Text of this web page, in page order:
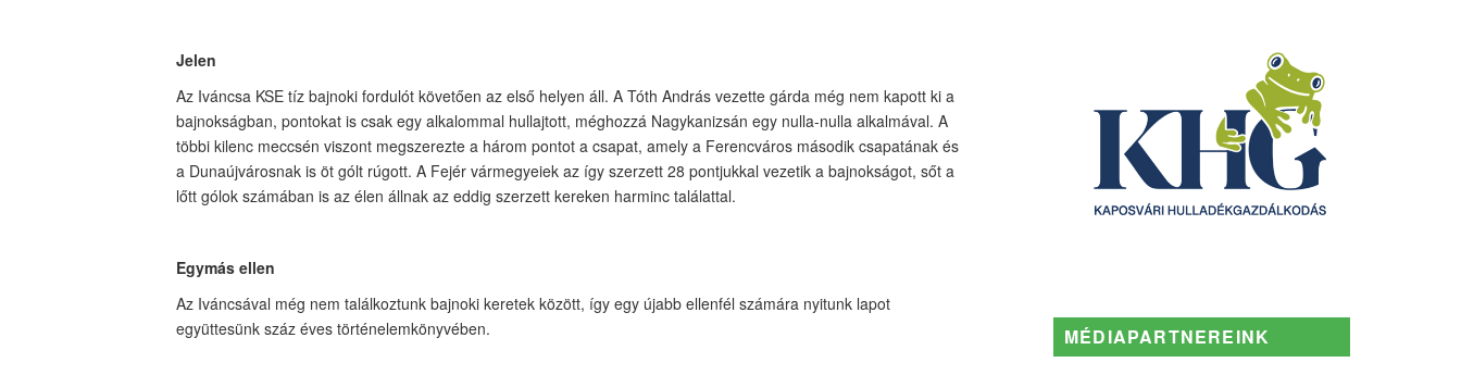
Jelen
Az Iváncsa KSE tíz bajnoki fordulót követően az első helyen áll. A Tóth András vezette gárda még nem kapott ki a
bajnokságban, pontokat is csak egy alkalommal hullajtott, méghozzá Nagykanizsán egy nulla-nulla alkalmával. A
többi kilenc meccsén viszont megszerezte a három pontot a csapat, amely a Ferencváros második csapatának és
a Dunaújvárosnak is öt gólt rúgott. A Fejér vármegyeiek az így szerzett 28 pontjukkal vezetik a bajnokságot, sőt a
lőtt gólok számában is az élen állnak az eddig szerzett kereken harminc találattal.
Egymás ellen
Az Iváncsával még nem találkoztunk bajnoki keretek között, így egy újabb ellenfél számára nyitunk lapot
együttesünk száz éves történelemkönyvében.
MÉDIAPARTNEREINK